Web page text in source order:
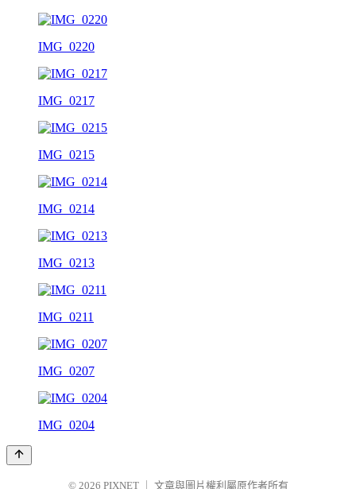
IMG_0220
IMG_0217
IMG_0215
IMG_0214
IMG_0213
IMG_0211
IMG_0207
IMG_0204
© 2026 PIXNET 文章與圖片權利屬原作者所有